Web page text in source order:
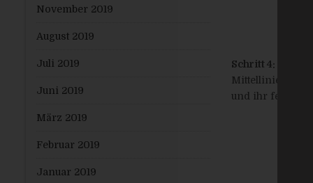
Schritt 4:
Mittellinie
und ihr fest mit
November 2019
August 2019
Juli 2019
Juni 2019
März 2019
Februar 2019
Januar 2019